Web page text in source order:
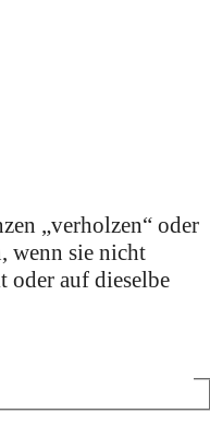
„verholzen“ oder
wenn sie nicht
oder auf dieselbe